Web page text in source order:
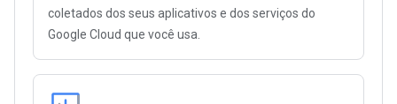
coletados dos seus aplicativos e dos serviços do
Google Cloud que você usa.